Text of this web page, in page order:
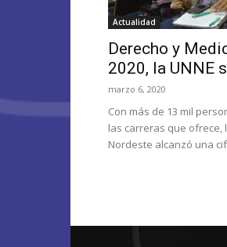
Actualidad
Derecho y
2020, la UNNE
marzo 6, 2020
Con más de 13 mil
las carreras que ofrece,
Nordeste alcanzó una